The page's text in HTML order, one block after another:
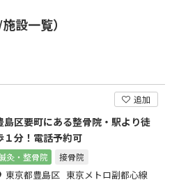
設一覧）
追加
島区要町にある整骨院・駅より徒
１分！電話予約可
灸・整骨院 接骨院
東京都豊島区 東京メトロ副都心線